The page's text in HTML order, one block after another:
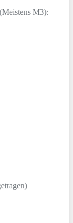
M3):